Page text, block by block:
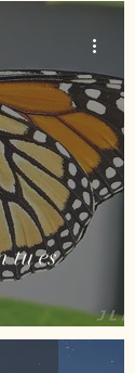
tu es